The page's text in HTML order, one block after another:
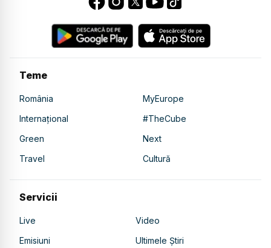
Teme
România
MyEurope
Internațional
#TheCube
Green
Next
Travel
Cultură
Servicii
Live
Video
Emisiuni
Ultimele Știri